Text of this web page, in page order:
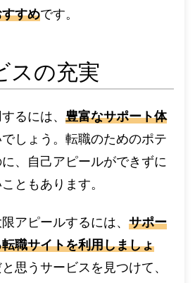
すめです。
スの充実
るには、 豊富なサポート体
しょう。転職のためのポテ
、自己アピールができずに
ともあります。
アピールするには、 サポー
職サイトを利用しましょ
思うサービスを見つけて、